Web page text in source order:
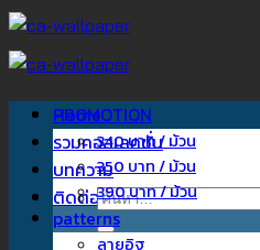
Home
รวมคอลเลคชั่น
บทความ
ติดต่อเรา
ค้นหา:
PROMOTION
340 บาท / ม้วน
350 บาท / ม้วน
390 บาท / ม้วน
patterns
ลายอิฐ